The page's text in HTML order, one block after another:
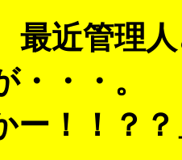
最近管理
・・。
ー！！？